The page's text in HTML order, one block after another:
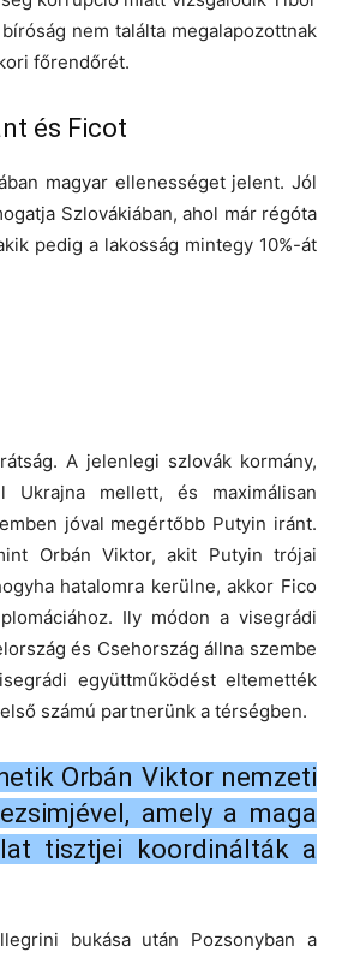
nem találta megalapozottnak
főrendőrét.
és Ficot
magyar ellenességet jelent. Jól
Szlovákiában, ahol már régóta
pedig a lakosság mintegy 10%-át
A jelenlegi szlovák kormány,
mellett, és maximálisan
jóval megértőbb Putyin iránt.
Orbán Viktor, akit Putyin trójai
hatalomra kerülne, akkor Fico
Ily módon a visegrádi
és Csehország állna szembe
együttműködést eltemették
számú partnerünk a térségben.
Orbán Viktor nemzeti
amely a maga
tisztjei koordinálták a
bukása után Pozsonyban a